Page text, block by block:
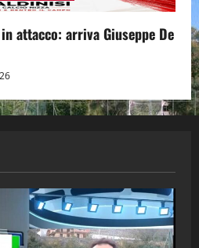
attacco: arriva Giuseppe De